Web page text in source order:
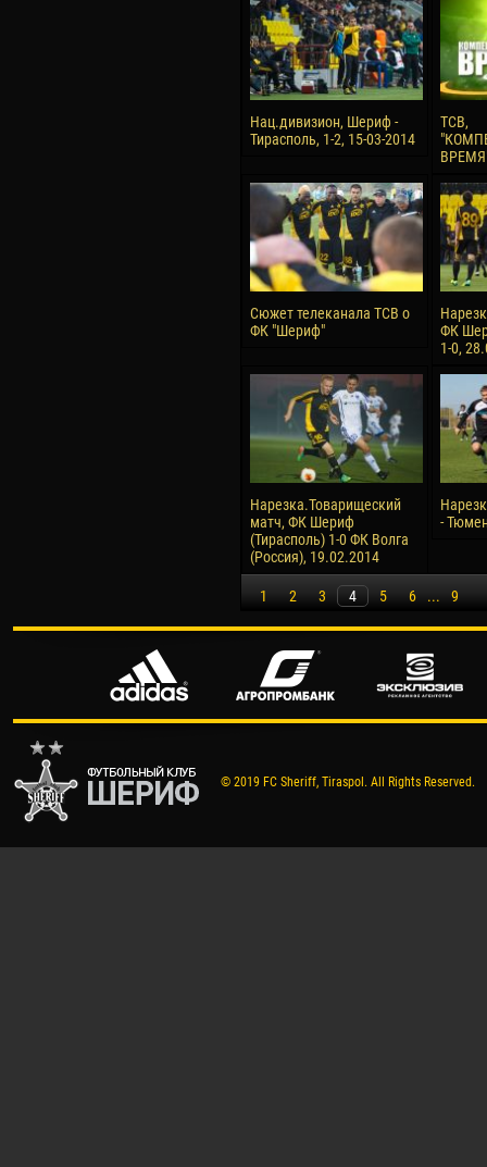
Нац.дивизион, Шериф -
Тирасполь, 1-2, 15-03-2014
ТСВ,
Сюжет телеканала ТСВ о
ФК "Шериф"
ФК
1-0,
Нарезка.Товарищеский
матч, ФК Шериф
(Тирасполь) 1-0 ФК Волга
(Россия), 19.02.2014
-
1 2 3 4 5 6 ... 9
© 2019 FC Sheriff, Tiraspol. All Rights Reserved.